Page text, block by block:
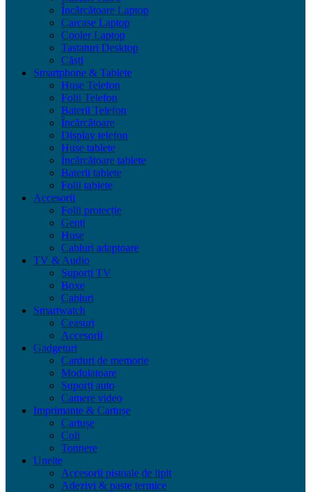
Încărcătoare Laptop
Carcase Laptop
Cooler Laptop
Tastaturi Desktop
Căști
Smartphone & Tablete
Huse Telefon
Folii Telefon
Baterii Telefon
Încărcătoare
Display telefon
Huse tablete
Încărcătoare tablete
Baterii tablete
Folii tablete
Accesorii
Folii protecție
Genți
Huse
Cabluri adaptoare
TV & Audio
Suporți TV
Boxe
Cabluri
Smartwatch
Ceasuri
Accesorii
Gadgeturi
Carduri de memorie
Modulatoare
Suporți auto
Camere video
Imprimante & Cartușe
Cartușe
Coli
Tonnere
Unelte
Accesorii pistoale de lipit
Adezivi & paste termice